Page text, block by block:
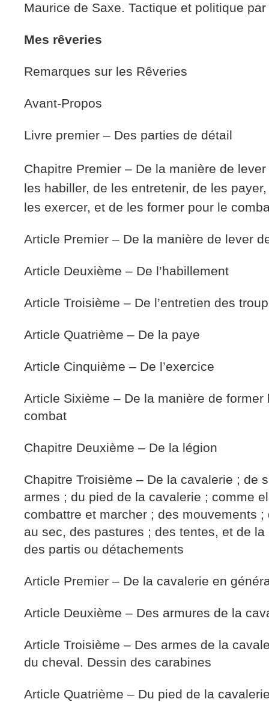
Maurice de Saxe. Tactique et politique par
Mes rêveries
Remarques sur les Rêveries
Avant-Propos
Livre premier – Des parties de détail
Chapitre Premier – De la manière de
les habiller, de les entretenir, de les
les exercer, et de les former pour le
Article Premier – De la manière de lever
Article Deuxième – De l’habillement
Article Troisième – De l’entretien des
Article Quatrième – De la paye
Article Cinquième – De l’exercice
Article Sixième – De la manière de former
combat
Chapitre Deuxième – De la légion
Chapitre Troisième – De la cavalerie ; de
armes ; du pied de la cavalerie ; comme
combattre et marcher ; des mouvements
au sec, des pastures ; des tentes, et de
des partis ou détachements
Article Premier – De la cavalerie en
Article Deuxième – Des armures de la
Article Troisième – Des armes de la
du cheval. Dessin des carabines
Article Quatrième – Du pied de la